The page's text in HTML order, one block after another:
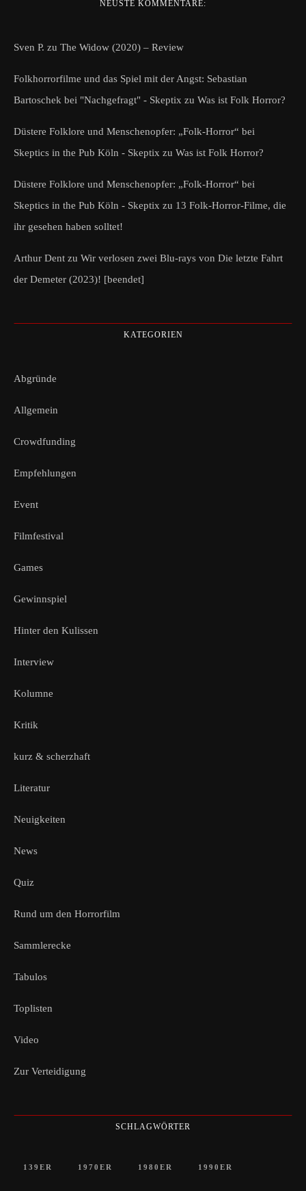
NEUSTE KOMMENTARE:
Sven P. zu The Widow (2020) – Review
Folkhorrorfilme und das Spiel mit der Angst: Sebastian
Bartoschek bei "Nachgefragt" - Skeptix zu Was ist Folk Horror?
Düstere Folklore und Menschenopfer: „Folk-Horror“ bei
Skeptics in the Pub Köln - Skeptix zu Was ist Folk Horror?
Düstere Folklore und Menschenopfer: „Folk-Horror“ bei
Skeptics in the Pub Köln - Skeptix zu 13 Folk-Horror-Filme, die
ihr gesehen haben solltet!
Arthur Dent zu Wir verlosen zwei Blu-rays von Die letzte Fahrt
der Demeter (2023)! [beendet]
KATEGORIEN
Abgründe
Allgemein
Crowdfunding
Empfehlungen
Event
Filmfestival
Games
Gewinnspiel
Hinter den Kulissen
Interview
Kolumne
Kritik
kurz & scherzhaft
Literatur
Neuigkeiten
News
Quiz
Rund um den Horrorfilm
Sammlerecke
Tabulos
Toplisten
Video
Zur Verteidigung
SCHLAGWÖRTER
139ER 1970ER 1980ER 1990ER